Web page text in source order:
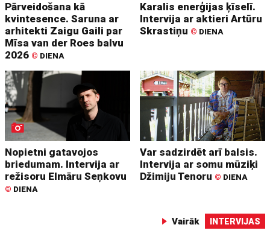
Pārveidošana kā
kvintesence. Saruna ar
arhitekti Zaigu Gaili par
Mīsa van der Roes balvu
2026 © DIENA
Karalis enerģijas ķīselī.
Intervija ar aktieri Artūru
Skrastiņu © DIENA
Nopietni gatavojos
briedumam. Intervija ar
režisoru Elmāru Seņkovu
© DIENA
Var sadzirdēt arī balsis.
Intervija ar somu mūziķi
Džimiju Tenoru © DIENA
Vairāk INTERVIJAS